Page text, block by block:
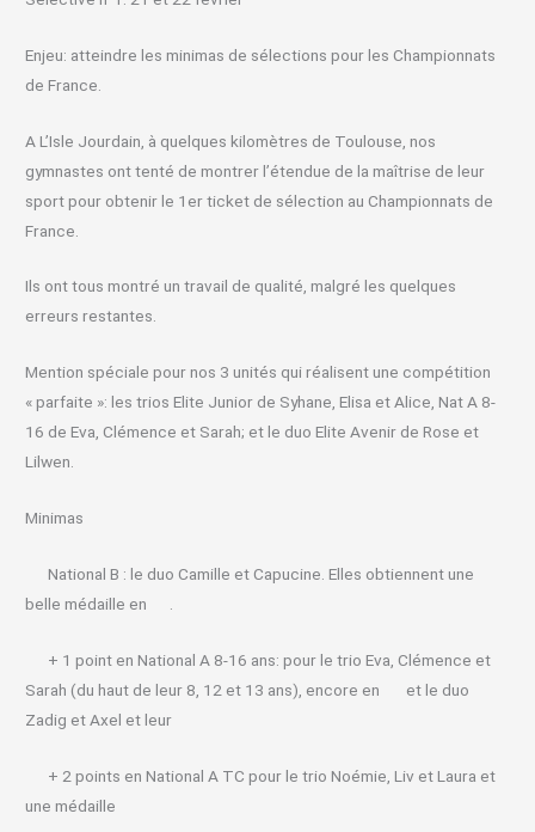
Enjeu: atteindre les minimas de sélections pour les Championnats
de France.
A L’Isle Jourdain, à quelques kilomètres de Toulouse, nos
gymnastes ont tenté de montrer l’étendue de la maîtrise de leur
sport pour obtenir le 1er ticket de sélection au Championnats de
France.
Ils ont tous montré un travail de qualité, malgré les quelques
erreurs restantes.
Mention spéciale pour nos 3 unités qui réalisent une compétition
« parfaite »: les trios Elite Junior de Syhane, Elisa et Alice, Nat A 8-
16 de Eva, Clémence et Sarah; et le duo Elite Avenir de Rose et
Lilwen.
Minimas
National B : le duo Camille et Capucine. Elles obtiennent une
belle médaille en
+ 1 point en National A 8-16 ans: pour le trio Eva, Clémence et
Sarah (du haut de leur 8, 12 et 13 ans), encore en
et le duo
Zadig et Axel et leur
+ 2 points en National A TC pour le trio Noémie, Liv et Laura et
une médaille